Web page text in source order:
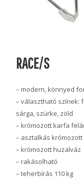
RACE/S
– modern, könnyed
– választható színek:
sárga, szürke, zöld
– krómozott karfa
– asztalkás krómozott
– krómozott huzalváz
– rakásolható
– teherbírás 110 kg